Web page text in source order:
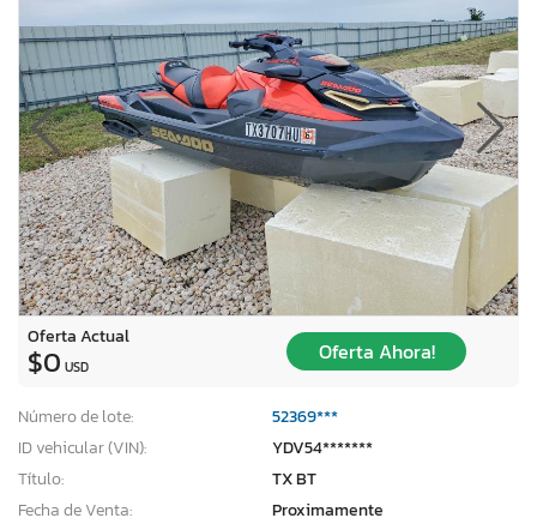
Oferta Actual
$0 USD
Oferta Ahora!
Número de lote:
52369***
ID vehicular (VIN):
YDV54*******
Título:
TX BT
Fecha de Venta:
Proximamente